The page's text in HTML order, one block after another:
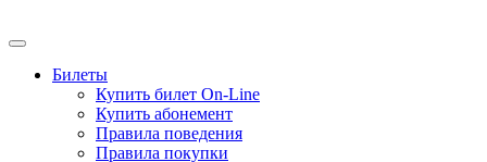
Билеты
Купить билет On-Line
Купить абонемент
Правила поведения
Правила покупки